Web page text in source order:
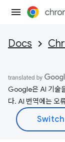
Docs
Google은 AI 기술
다. AI 번역에는 오